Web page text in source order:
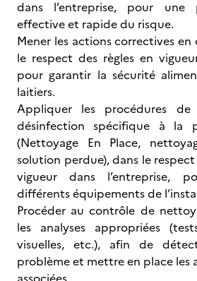
dans l’entreprise, pour
effective et rapide du risque.
Mener les actions correctives en
le respect des règles en
pour garantir la sécurité
laitiers.
Appliquer les procédures
désinfection spécifique à la
(Nettoyage En Place,
solution perdue), dans le
vigueur dans l’entreprise,
différents équipements de
Procéder au contrôle de
les analyses appropriées
visuelles, etc.), afin de
problème et mettre en place les